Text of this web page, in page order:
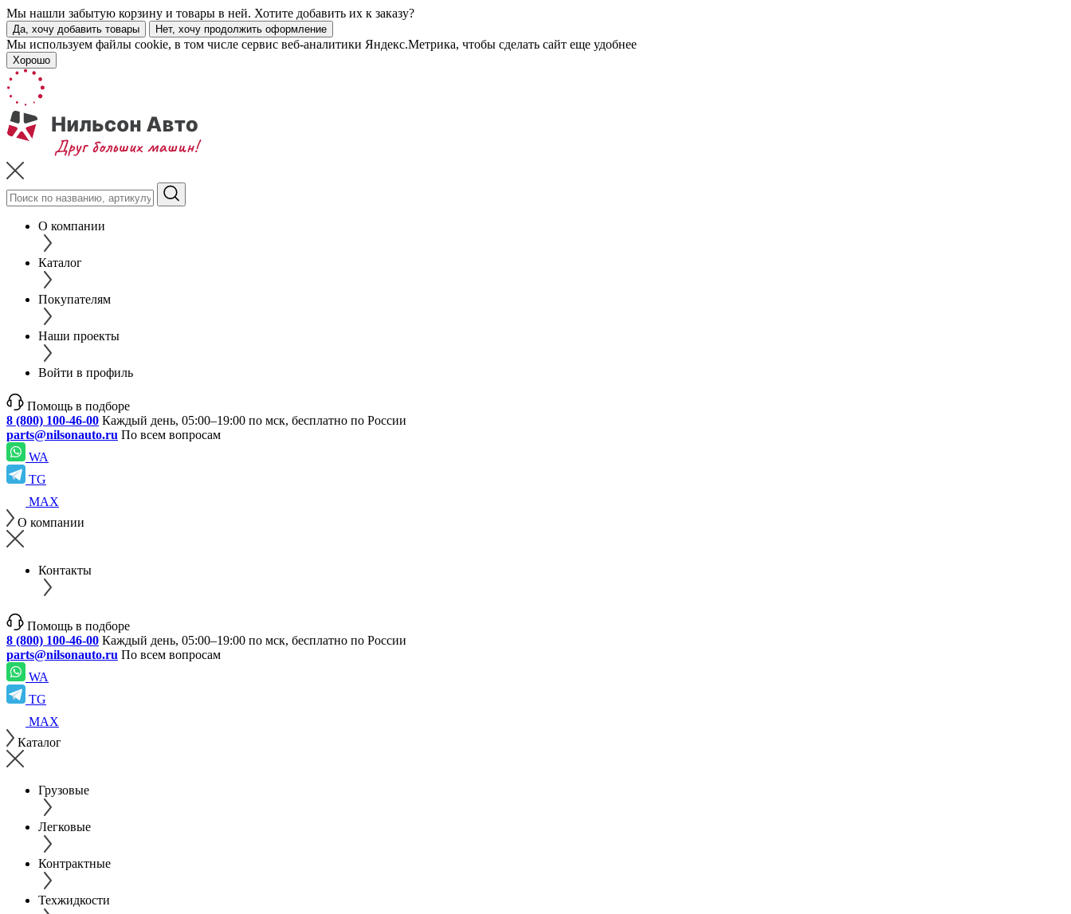
Мы нашли забытую корзину и товары в ней. Хотите добавить их к заказу?
Да, хочу добавить товары Нет, хочу продолжить оформление
Мы используем файлы cookie, в том числе сервис веб-аналитики Яндекс.Метрика, чтобы сделать сайт еще удобнее
Хорошо
О компании
Каталог
Покупателям
Наши проекты
Войти в профиль
Помощь в подборе
8 (800) 100-46-00 Каждый день, 05:00–19:00 по мск, бесплатно по России
parts@nilsonauto.ru По всем вопросам
WA
TG
MAX
О компании
Контакты
Помощь в подборе
8 (800) 100-46-00 Каждый день, 05:00–19:00 по мск, бесплатно по России
parts@nilsonauto.ru По всем вопросам
WA
TG
MAX
Каталог
Грузовые
Легковые
Контрактные
Техжидкости